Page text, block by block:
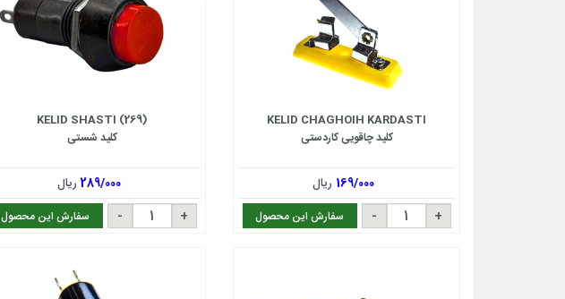
KELID CHAGHOIH KARDASTI
کلید چاقویی کاردستی
169/000 ریال
سفارش این محصول
KELID SHASTI (269)
کلید شستی
289/000ریال
سفارش این محصول